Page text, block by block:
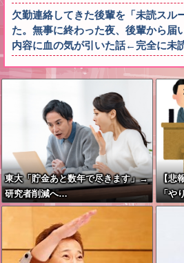
欠勤連絡してきた後輩を「未読スル
た。無事に終わった夜、後輩から届
内容に血の気が引いた話←完全に未
東大「貯金あと数年で尽きます」→
研究者削減へ…
【悲
「や
やめ